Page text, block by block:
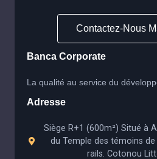
Contactez-Nous
Banca Corporate
La qualité au service du
Adresse
Siège R+1 (600m²) Situé à
du Temple des témoins
rails. Cotonou